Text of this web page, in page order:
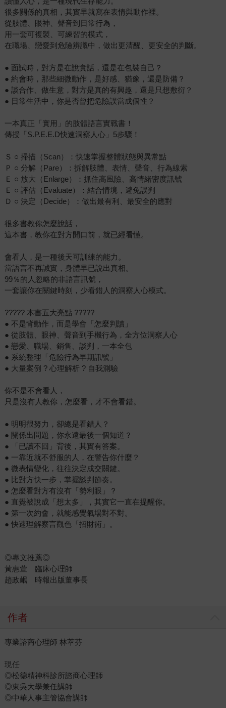
很多關係的真相，其實早就寫在表情與動作裡。
從肢體、眼神、聲音到日常行為，
用一套可複製、可練習的模式，
在職場、戀愛到危險辨識中，做出更清醒、更安全的判斷。
● 面試時，對方是在說實話，還是在包裝自己？
● 約會時，那些細微動作，是好感、猶豫，還是防備？
● 談合作、做生意，對方是真的有興趣，還是只想敷衍？
● 日常生活中，你是否曾把危險誤當成個性？
一本真正「實用」的肢體語言實戰書！
傳授「S.P.E.E.D快速洞察人心」5步驟！
Ｓ ○ 掃描（Scan）：快速掌握整體狀態與異常點
Ｐ ○ 分解（Pare）：拆解肢體、表情、聲音、行為線索
Ｅ ○ 放大（Enlarge）：抓住高風險、高情緒密度訊號
Ｅ ○ 評估（Evaluate）：結合情境，避免誤判
Ｄ ○ 決定（Decide）：做出最有利、最安全的應對
很多書教你怎麼說話，
這本書，教你在對方開口前，就已經看懂。
會看人，是一種後天可訓練的能力。
當語言不再誠實，身體早已說出真相。
99％的人忽略的非語言訊號，
一套讓你在關鍵時刻，少看錯人的洞察人心模式。
????? 本書五大亮點 ?????
● 不是背動作，而是學會「怎麼判讀」
● 從肢體、眼神、聲音到手機行為，全方位洞察人心
● 戀愛、職場、銷售、談判，一本全包
● 系統整理「危險行為早期訊號」
● 大量案例 ? 心理解析 ? 自我測驗
你不是不會看人，
只是沒有人教你，怎麼看，才不會看錯。
● 明明很努力，卻總是看錯人？
● 關係出問題，你永遠最後一個知道？
● 「已讀不回」背後，其實有答案。
● 一靠近就不舒服的人，在警告你什麼？
● 微表情變化，往往決定成交關鍵。
● 比對方快一步，掌握談判節奏。
● 怎麼看對方有沒有「勢利眼」？
● 直覺被說成「想太多」，其實它一直在提醒你。
● 第一次約會，就能感覺氣場對不對。
● 快速理解察言觀色「招財術」。
◎專文推薦◎
黃惠萱 臨床心理師
趙政岷 時報出版董事長
作者
專業諮商心理師 林萃芬
現任
◎松德精神科診所諮商心理師
◎東吳大學兼任講師
◎中華人事主管協會講師